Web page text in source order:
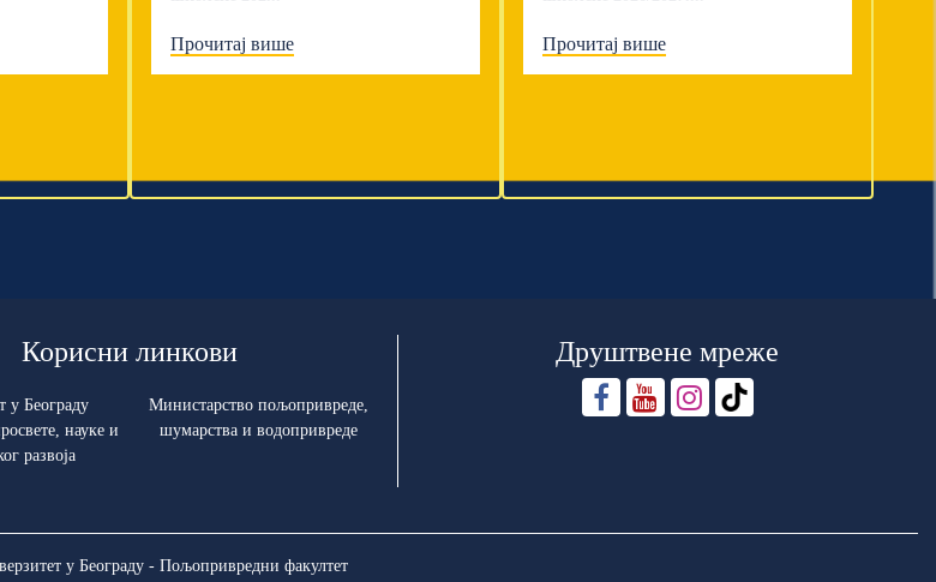
Прочитај више Прочитај више
Корисни линкови
у Београду
науке и
развоја
Министарство пољопривреде,
шумарства и водопривреде
Друштвене мреже
у Београду - Пољопривредни факултет